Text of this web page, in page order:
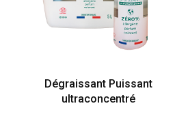
Dégraissant Puissant
ultraconcentré